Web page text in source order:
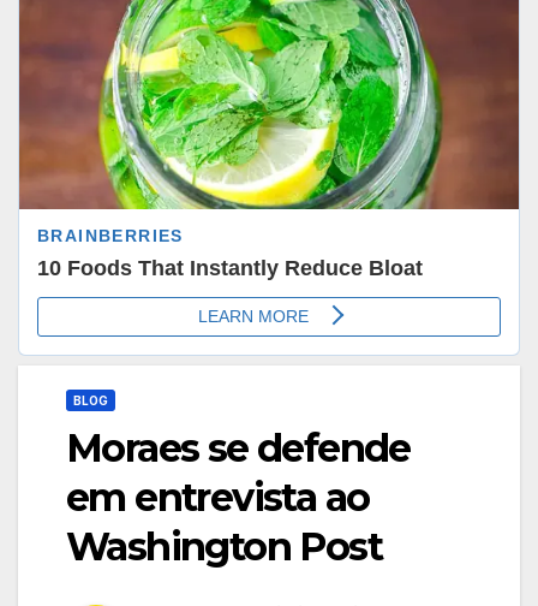
BLOG
Moraes se defende
em entrevista ao
Washington Post